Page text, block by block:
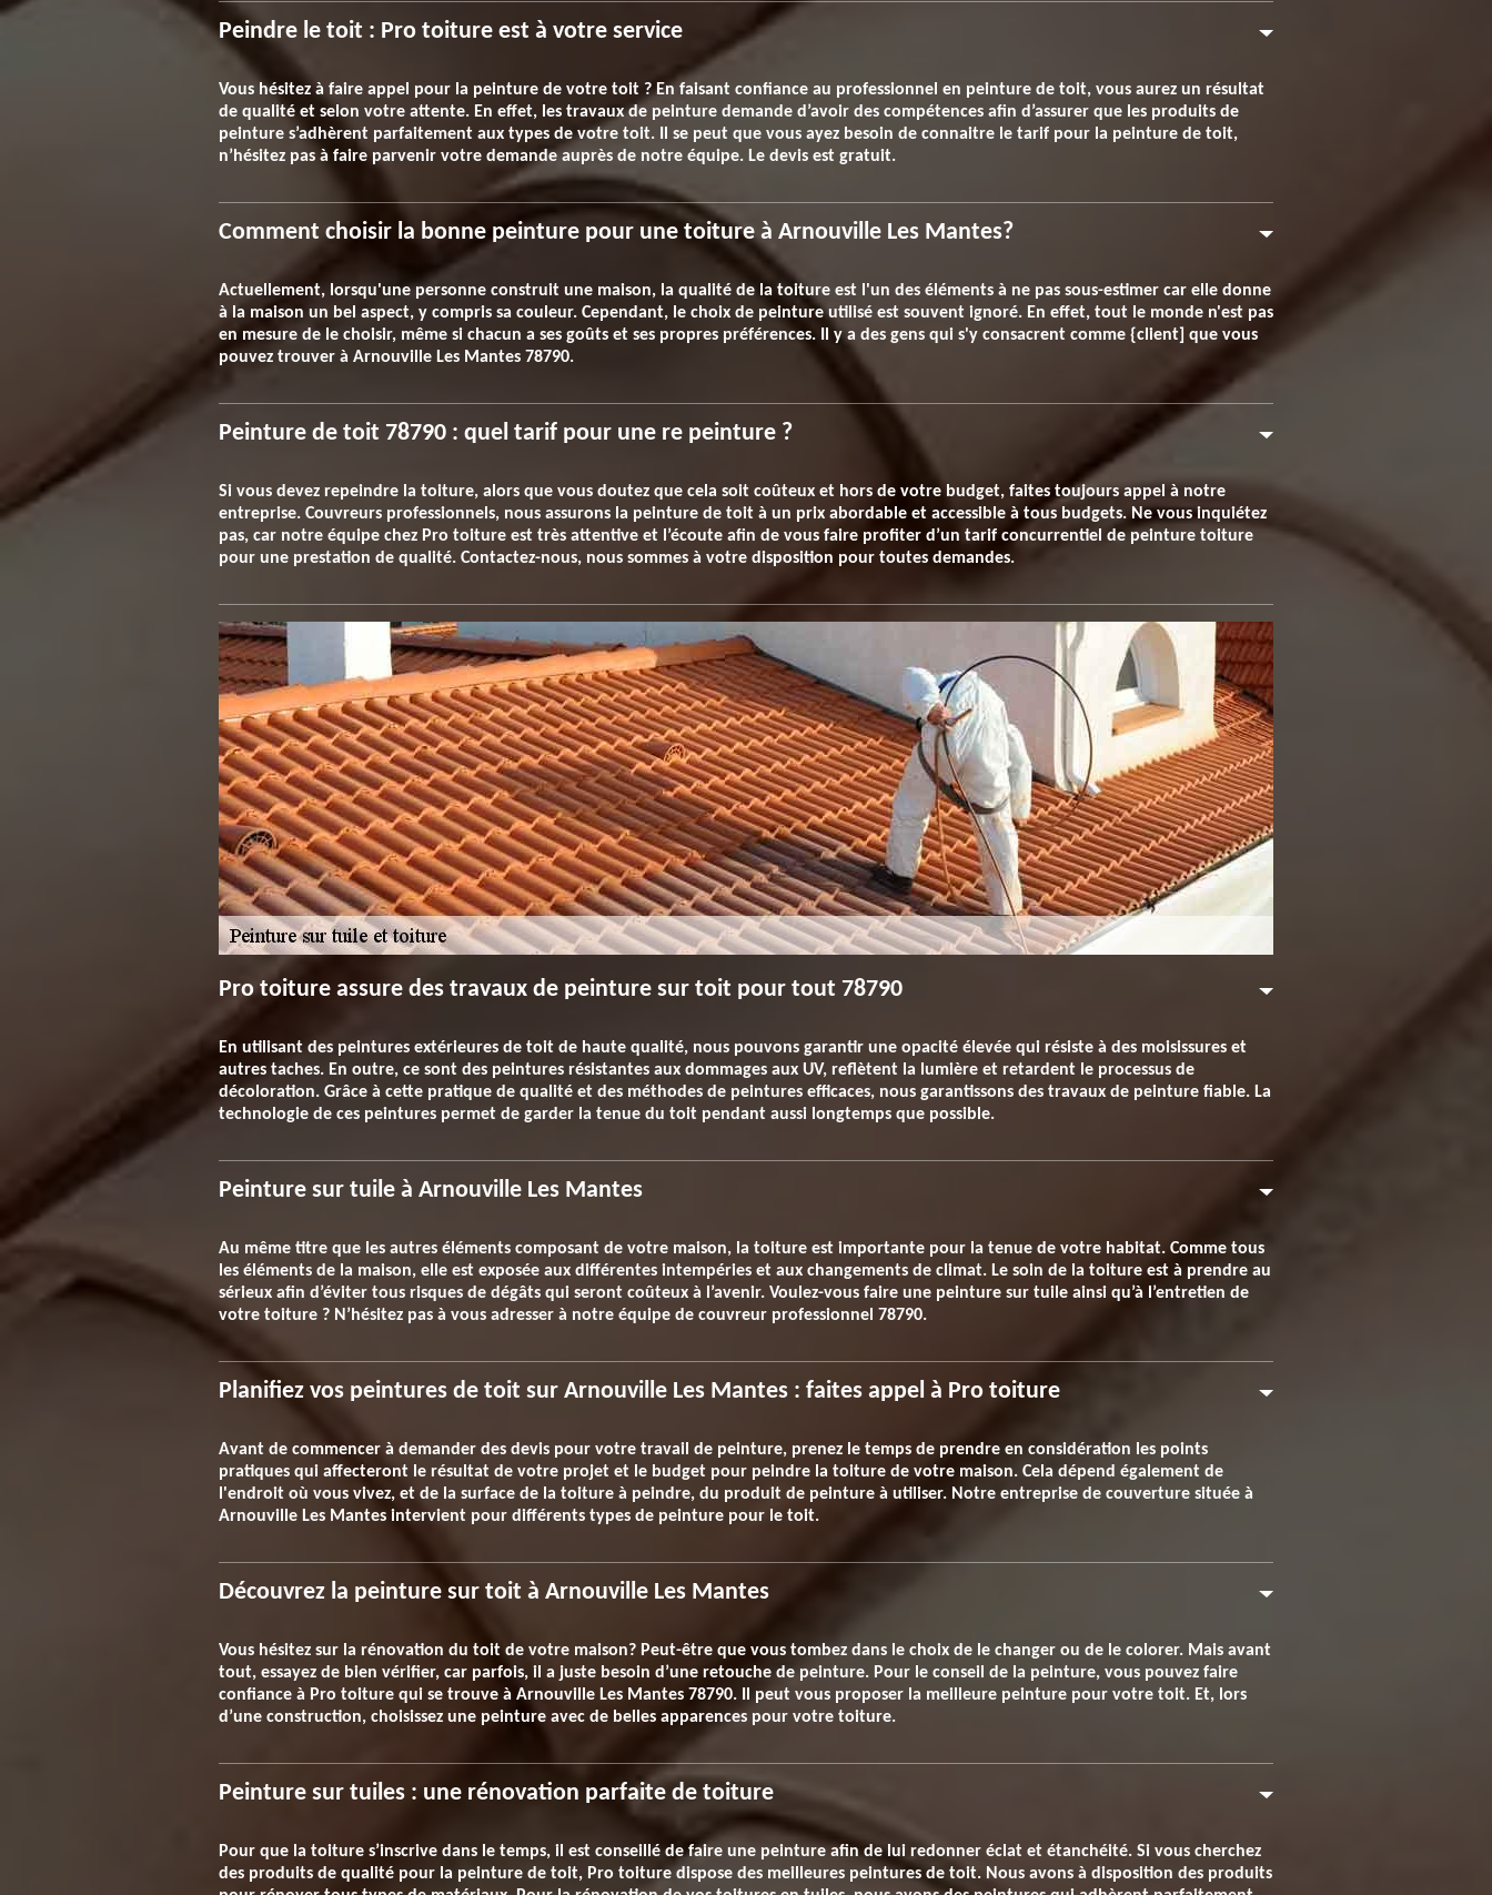
Peindre le toit : Pro toiture est à votre service
Vous hésitez à faire appel pour la peinture de votre toit ? En faisant confiance au professionnel en peinture de toit, vous aurez un résultat
de qualité et selon votre attente. En effet, les travaux de peinture demande d’avoir des compétences afin d’assurer que les produits de
peinture s’adhèrent parfaitement aux types de votre toit. Il se peut que vous ayez besoin de connaitre le tarif pour la peinture de toit,
n’hésitez pas à faire parvenir votre demande auprès de notre équipe. Le devis est gratuit.
Comment choisir la bonne peinture pour une toiture à Arnouville Les Mantes?
Actuellement, lorsqu'une personne construit une maison, la qualité de la toiture est l'un des éléments à ne pas sous-estimer car elle donne
à la maison un bel aspect, y compris sa couleur. Cependant, le choix de peinture utilisé est souvent ignoré. En effet, tout le monde n'est pas
en mesure de le choisir, même si chacun a ses goûts et ses propres préférences. Il y a des gens qui s'y consacrent comme {client] que vous
pouvez trouver à Arnouville Les Mantes 78790.
Peinture de toit 78790 : quel tarif pour une re peinture ?
Si vous devez repeindre la toiture, alors que vous doutez que cela soit coûteux et hors de votre budget, faites toujours appel à notre
entreprise. Couvreurs professionnels, nous assurons la peinture de toit à un prix abordable et accessible à tous budgets. Ne vous inquiétez
pas, car notre équipe chez Pro toiture est très attentive et l’écoute afin de vous faire profiter d’un tarif concurrentiel de peinture toiture
pour une prestation de qualité. Contactez-nous, nous sommes à votre disposition pour toutes demandes.
Pro toiture assure des travaux de peinture sur toit pour tout 78790
En utilisant des peintures extérieures de toit de haute qualité, nous pouvons garantir une opacité élevée qui résiste à des moisissures et
autres taches. En outre, ce sont des peintures résistantes aux dommages aux UV, reflètent la lumière et retardent le processus de
décoloration. Grâce à cette pratique de qualité et des méthodes de peintures efficaces, nous garantissons des travaux de peinture fiable. La
technologie de ces peintures permet de garder la tenue du toit pendant aussi longtemps que possible.
Peinture sur tuile à Arnouville Les Mantes
Au même titre que les autres éléments composant de votre maison, la toiture est importante pour la tenue de votre habitat. Comme tous
les éléments de la maison, elle est exposée aux différentes intempéries et aux changements de climat. Le soin de la toiture est à prendre au
sérieux afin d’éviter tous risques de dégâts qui seront coûteux à l’avenir. Voulez-vous faire une peinture sur tuile ainsi qu’à l’entretien de
votre toiture ? N’hésitez pas à vous adresser à notre équipe de couvreur professionnel 78790.
Planifiez vos peintures de toit sur Arnouville Les Mantes : faites appel à Pro toiture
Avant de commencer à demander des devis pour votre travail de peinture, prenez le temps de prendre en considération les points
pratiques qui affecteront le résultat de votre projet et le budget pour peindre la toiture de votre maison. Cela dépend également de
l'endroit où vous vivez, et de la surface de la toiture à peindre, du produit de peinture à utiliser. Notre entreprise de couverture située à
Arnouville Les Mantes intervient pour différents types de peinture pour le toit.
Découvrez la peinture sur toit à Arnouville Les Mantes
Vous hésitez sur la rénovation du toit de votre maison? Peut-être que vous tombez dans le choix de le changer ou de le colorer. Mais avant
tout, essayez de bien vérifier, car parfois, il a juste besoin d’une retouche de peinture. Pour le conseil de la peinture, vous pouvez faire
confiance à Pro toiture qui se trouve à Arnouville Les Mantes 78790. Il peut vous proposer la meilleure peinture pour votre toit. Et, lors
d’une construction, choisissez une peinture avec de belles apparences pour votre toiture.
Peinture sur tuiles : une rénovation parfaite de toiture
Pour que la toiture s’inscrive dans le temps, il est conseillé de faire une peinture afin de lui redonner éclat et étanchéité. Si vous cherchez
des produits de qualité pour la peinture de toit, Pro toiture dispose des meilleures peintures de toit. Nous avons à disposition des produits